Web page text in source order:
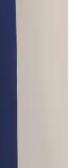
ve
yüksek
Kullanıcı
banyo sonrası
Yorumları
oluyoruz.
Yorumları